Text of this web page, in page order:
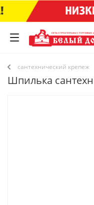
сантехнический крепеж
Шпилька